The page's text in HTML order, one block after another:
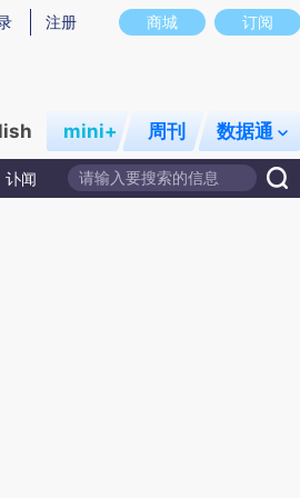
图存在偏差。不代表财新观点和立场。推荐
商城 订阅
注册
mini+ 周刊 数据通
讣闻